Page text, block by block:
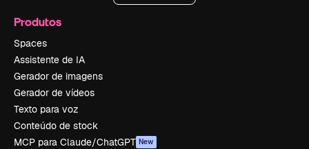
Produtos
Spaces
Assistente de IA
Gerador de imagens
Gerador de vídeos
Texto para voz
Conteúdo de stock
MCP para Claude/ChatGPT New